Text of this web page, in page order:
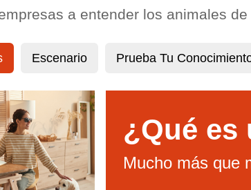
a entender los animales
Escenario Prueba Tu
¿Qué es
Mucho más que